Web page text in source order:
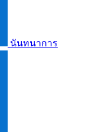
นันทนาการ